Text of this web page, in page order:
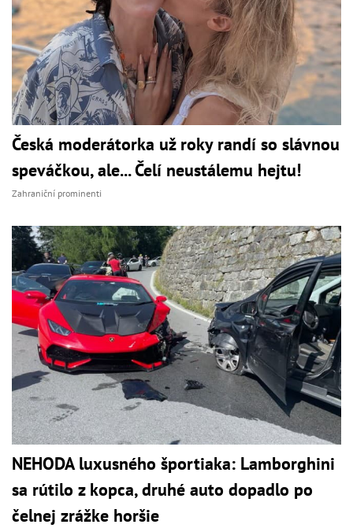
Česká moderátorka už roky randí so slávnou
speváčkou, ale... Čelí neustálemu hejtu!
Zahraniční prominenti
NEHODA luxusného športiaka: Lamborghini
sa rútilo z kopca, druhé auto dopadlo po
čelnej zrážke horšie